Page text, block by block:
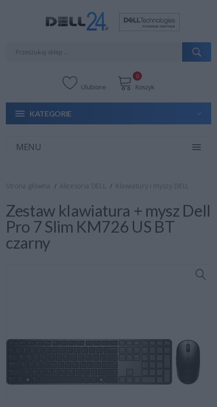
Ulubione Koszyk
0
KATEGORIE
MENU
Strona główna Akcesoria DELL Klawiatury i myszy DELL
Zestaw klawiatura + mysz Dell
Pro 7 Slim KM726 US BT
czarny